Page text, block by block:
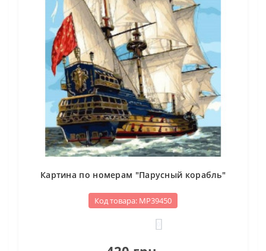
Картина по номерам "Парусный корабль"
Код товара: МР39450